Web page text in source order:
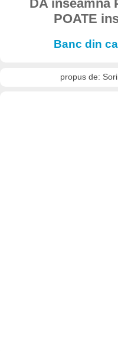
DA inseamna
POATE
Banc din
propus de: